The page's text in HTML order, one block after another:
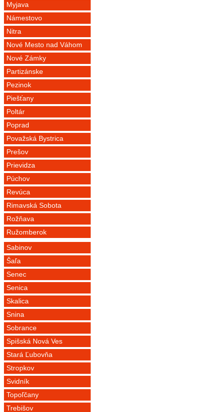
Myjava
Námestovo
Nitra
Nové Mesto nad Váhom
Nové Zámky
Partizánske
Pezinok
Piešťany
Poltár
Poprad
Považská Bystrica
Prešov
Prievidza
Púchov
Revúca
Rimavská Sobota
Rožňava
Ružomberok
Sabinov
Šaľa
Senec
Senica
Skalica
Snina
Sobrance
Spišská Nová Ves
Stará Ľubovňa
Stropkov
Svidník
Topoľčany
Trebišov